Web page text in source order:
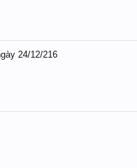
24/12/216